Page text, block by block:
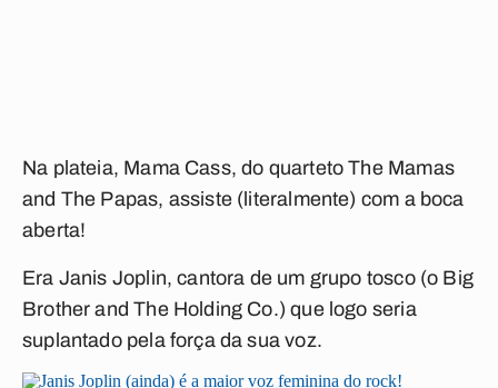
Na plateia, Mama Cass, do quarteto The Mamas
and The Papas, assiste (literalmente) com a boca
aberta!
Era Janis Joplin, cantora de um grupo tosco (o Big
Brother and The Holding Co.) que logo seria
suplantado pela força da sua voz.